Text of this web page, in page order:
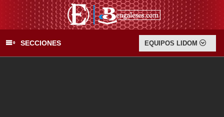
EQUIPOS LIDOM
SECCIONES